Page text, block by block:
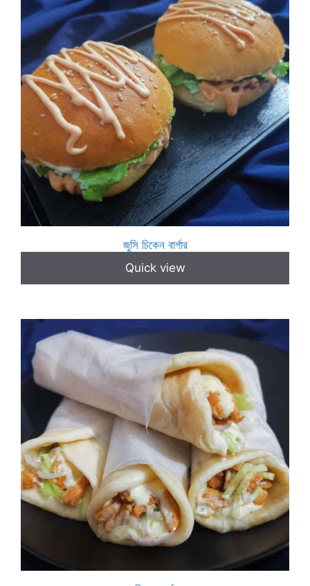
জুসি চিকেন বার্গার
Quick view